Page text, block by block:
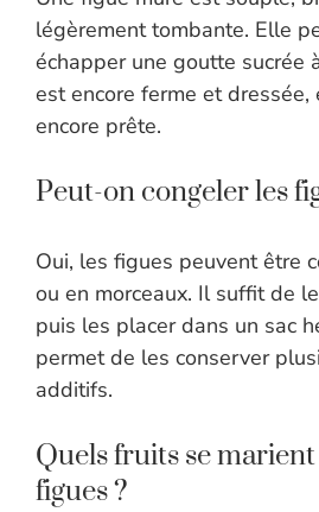
légèrement tombante. Elle
échapper une goutte sucrée
est encore ferme et dressée,
encore prête.
Peut-on congeler les
Oui, les figues peuvent être
ou en morceaux. Il suffit de
puis les placer dans un sac
permet de les conserver
additifs.
Quels fruits se
figues ?